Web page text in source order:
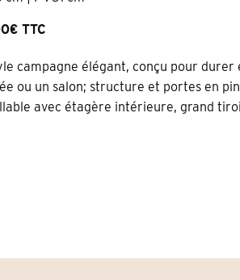
TTC
campagne élégant, conçu pour durer
ou un salon; structure et portes en
avec étagère intérieure, grand